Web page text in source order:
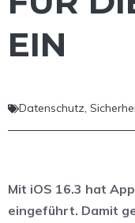
EIN
Datenschutz,
Mit iOS 16.3 hat
eingeführt. Damit